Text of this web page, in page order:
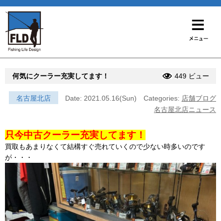
何気にクーラー充実してます！ 449 ビュー
名古屋北店 Date: 2021.05.16(Sun) Categories: 店舗ブログ
名古屋北店ニュース
只今中古クーラー充実してます！
買取もあまりなくて結構すぐ売れていくので少ない時多いのです
が・・・